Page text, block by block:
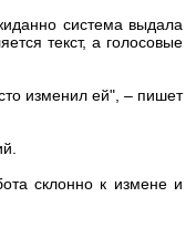
система выдала
текст, а голосовые
изменил ей", – пишет
склонно к измене и